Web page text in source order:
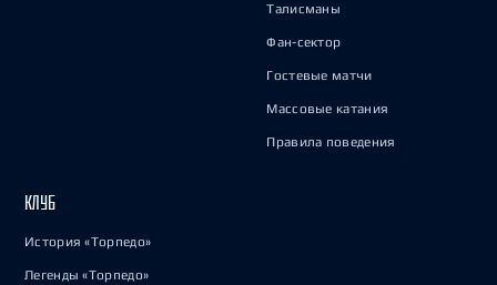
Талисманы
Фан-сектор
Гостевые матчи
Массовые катания
Правила поведения
КЛУБ
История «Торпедо»
Легенды «Торпедо»